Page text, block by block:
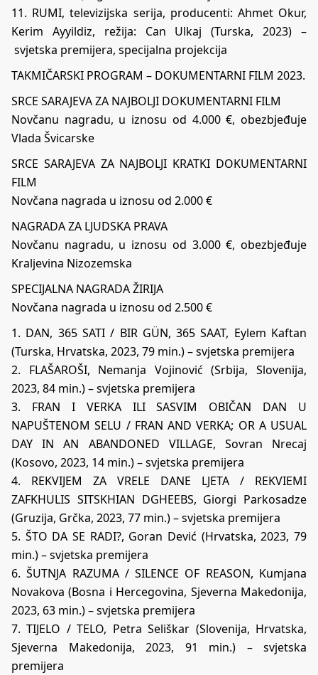
11. RUMI, televizijska serija, producenti: Ahmet Okur,
Kerim Ayyildiz, režija: Can Ulkaj (Turska, 2023) –
svjetska premijera, specijalna projekcija
TAKMIČARSKI PROGRAM – DOKUMENTARNI FILM 2023.
SRCE SARAJEVA ZA NAJBOLJI DOKUMENTARNI FILM
Novčanu nagradu, u iznosu od 4.000 €, obezbjeđuje
Vlada Švicarske
SRCE SARAJEVA ZA NAJBOLJI KRATKI DOKUMENTARNI
FILM
Novčana nagrada u iznosu od 2.000 €
NAGRADA ZA LJUDSKA PRAVA
Novčanu nagradu, u iznosu od 3.000 €, obezbjeđuje
Kraljevina Nizozemska
SPECIJALNA NAGRADA ŽIRIJA
Novčana nagrada u iznosu od 2.500 €
1. DAN, 365 SATI / BIR GÜN, 365 SAAT, Eylem Kaftan
(Turska, Hrvatska, 2023, 79 min.) – svjetska premijera
2. FLAŠAROŠI, Nemanja Vojinović (Srbija, Slovenija,
2023, 84 min.) – svjetska premijera
3. FRAN I VERKA ILI SASVIM OBIČAN DAN U
NAPUŠTENOM SELU / FRAN AND VERKA; OR A USUAL
DAY IN AN ABANDONED VILLAGE, Sovran Nrecaj
(Kosovo, 2023, 14 min.) – svjetska premijera
4. REKVIJEM ZA VRELE DANE LJETA / REKVIEMI
ZAFKHULIS SITSKHIAN DGHEEBS, Giorgi Parkosadze
(Gruzija, Grčka, 2023, 77 min.) – svjetska premijera
5. ŠTO DA SE RADI?, Goran Dević (Hrvatska, 2023, 79
min.) – svjetska premijera
6. ŠUTNJA RAZUMA / SILENCE OF REASON, Kumjana
Novakova (Bosna i Hercegovina, Sjeverna Makedonija,
2023, 63 min.) – svjetska premijera
7. TIJELO / TELO, Petra Seliškar (Slovenija, Hrvatska,
Sjeverna Makedonija, 2023, 91 min.) – svjetska
premijera